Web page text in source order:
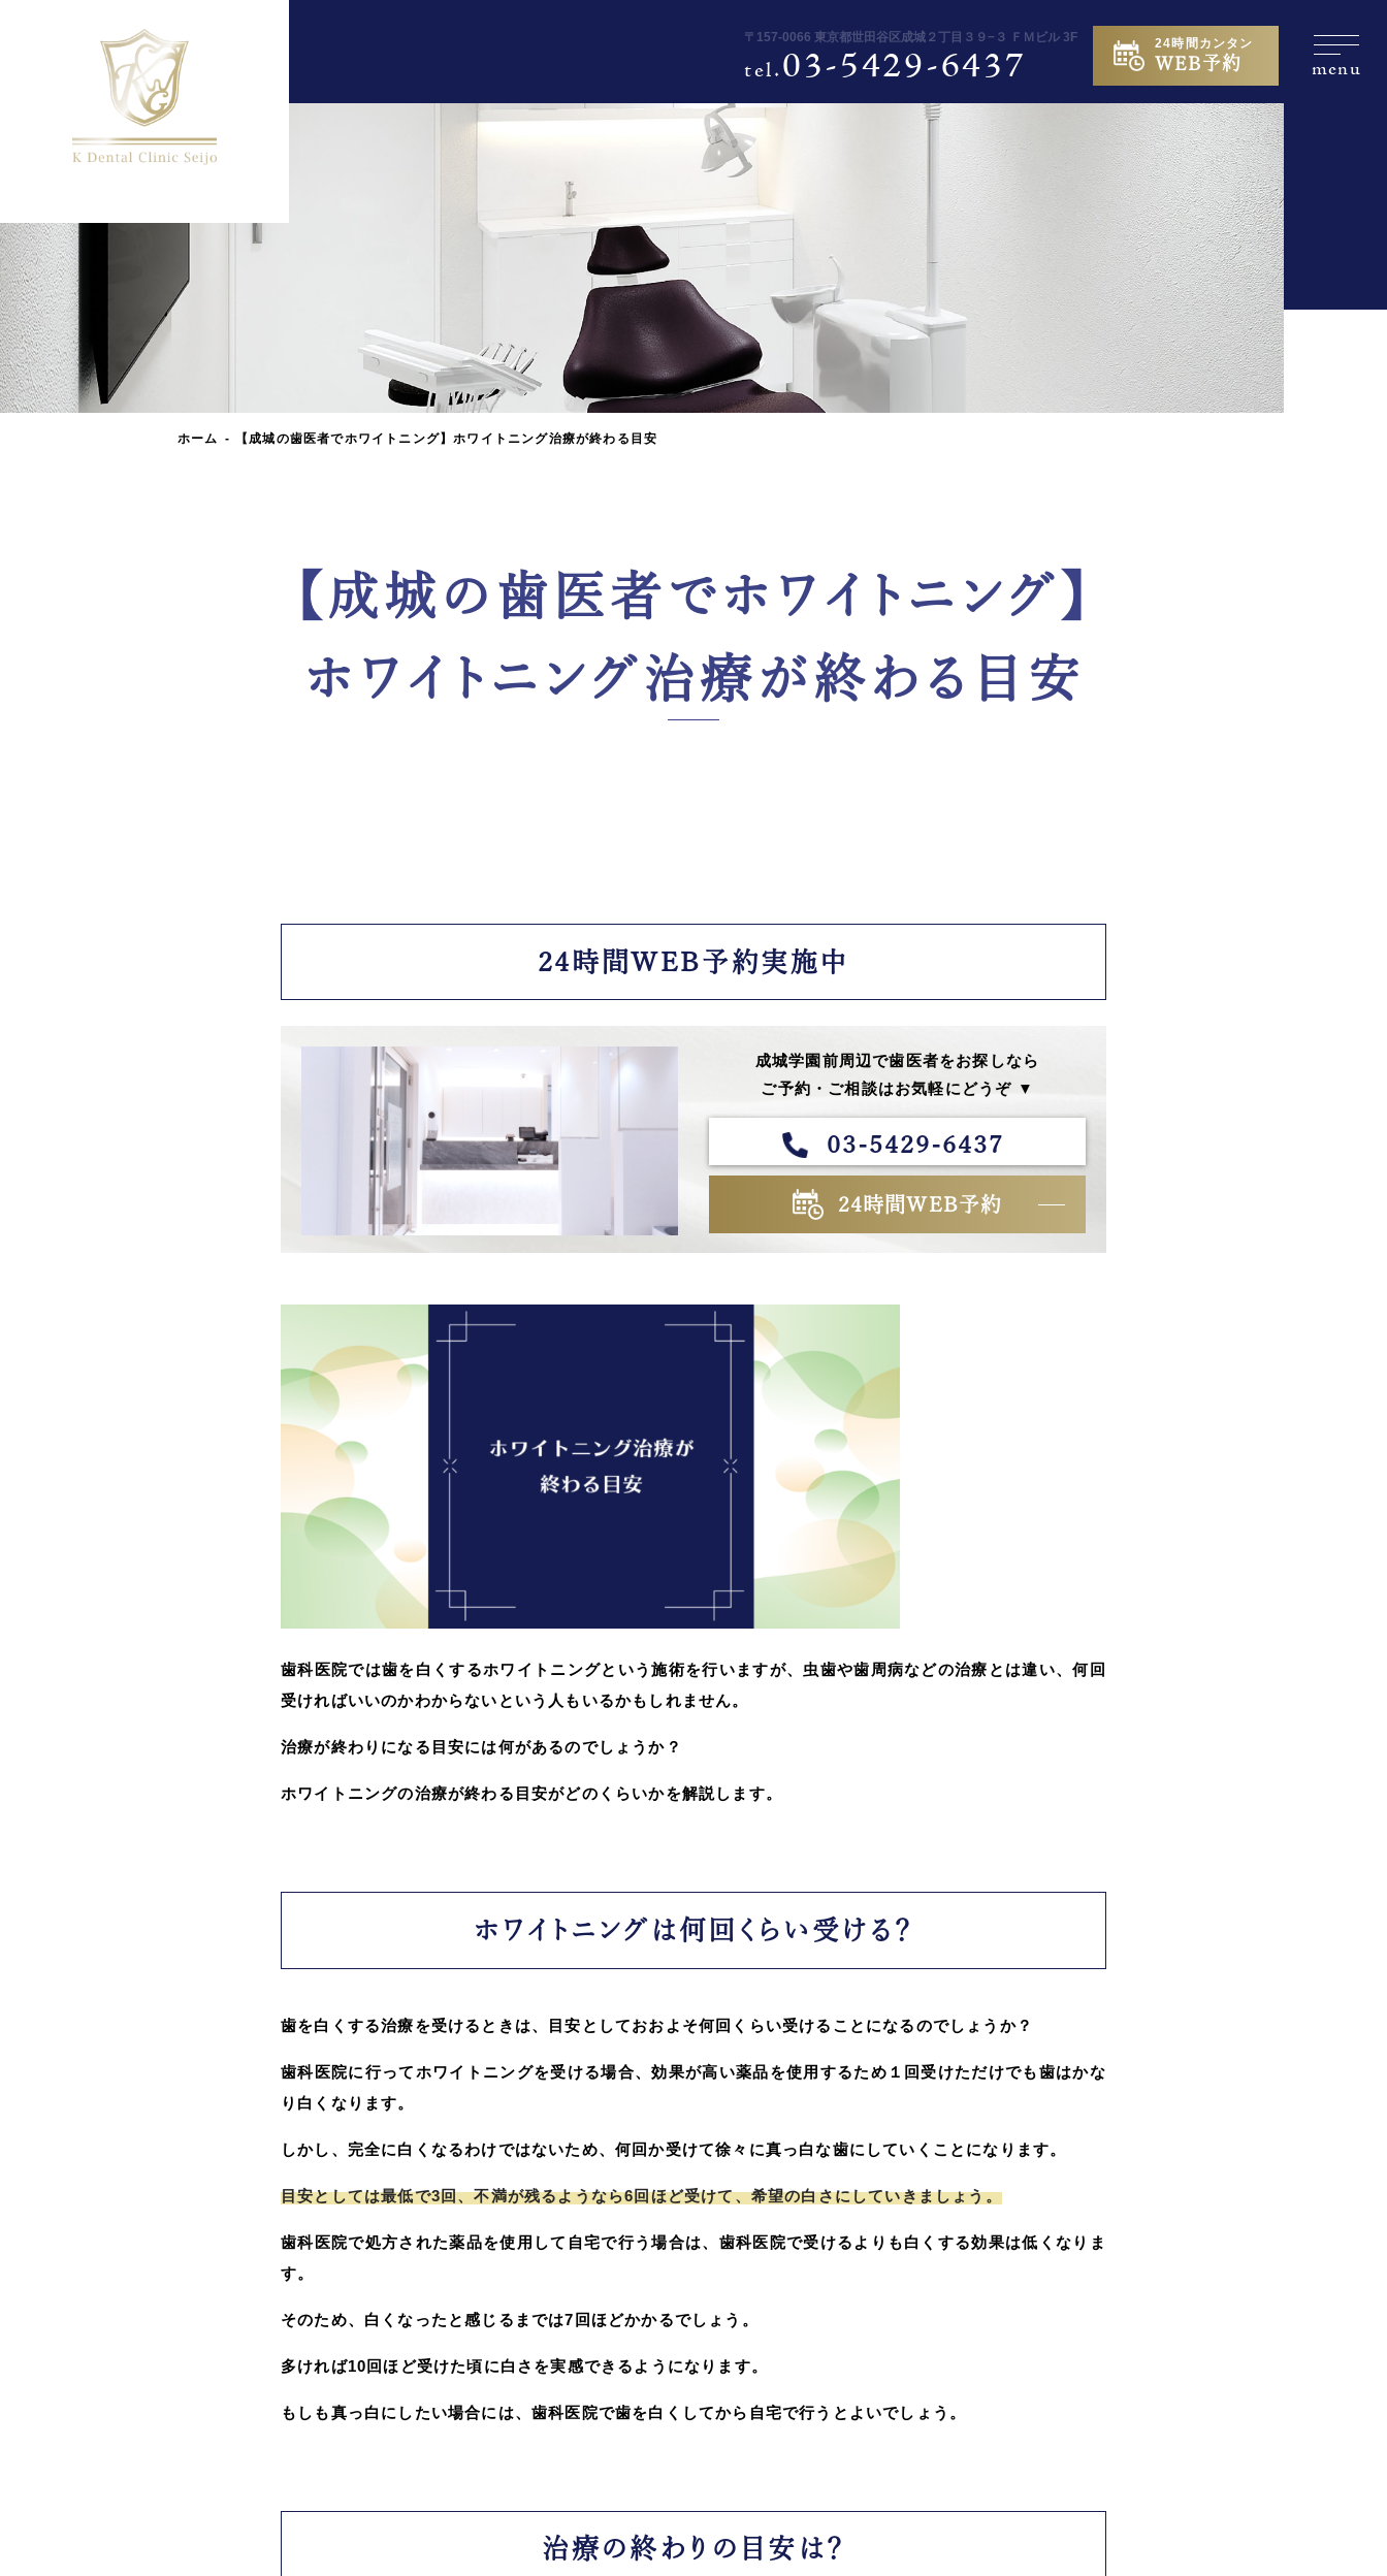
〒157-0066 東京都世田谷区成城２丁目３９−３ ＦＭビル 3F
tel.03-5429-6437
24時間カンタン
WEB予約 menu
ホーム 【成城の歯医者でホワイトニング】ホワイトニング治療が終わる目安
【成城の歯医者でホワイトニング】
ホワイトニング治療が終わる目安
24時間WEB予約実施中
成城学園前周辺で歯医者をお探しなら
ご予約・ご相談はお気軽にどうぞ ▼
03-5429-6437
24時間WEB予約
歯科医院では歯を白くするホワイトニングという施術を行いますが、虫歯や歯周病などの治療とは違い、何回
受ければいいのかわからないという人もいるかもしれません。
治療が終わりになる目安には何があるのでしょうか？
ホワイトニングの治療が終わる目安がどのくらいかを解説します。
ホワイトニングは何回くらい受ける？
歯を白くする治療を受けるときは、目安としておおよそ何回くらい受けることになるのでしょうか？
歯科医院に行ってホワイトニングを受ける場合、効果が高い薬品を使用するため１回受けただけでも歯はかな
り白くなります。
しかし、完全に白くなるわけではないため、何回か受けて徐々に真っ白な歯にしていくことになります。
目安としては最低で3回、不満が残るようなら6回ほど受けて、希望の白さにしていきましょう。
歯科医院で処方された薬品を使用して自宅で行う場合は、歯科医院で受けるよりも白くする効果は低くなりま
す。
そのため、白くなったと感じるまでは7回ほどかかるでしょう。
多ければ10回ほど受けた頃に白さを実感できるようになります。
もしも真っ白にしたい場合には、歯科医院で歯を白くしてから自宅で行うとよいでしょう。
治療の終わりの目安は？